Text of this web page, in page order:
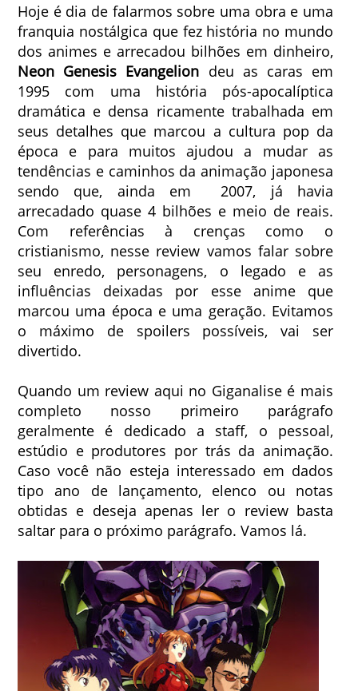
Hoje é dia de falarmos sobre uma obra e uma
franquia nostálgica que fez história no mundo
dos animes e arrecadou bilhões em dinheiro,
Neon Genesis Evangelion deu as caras em
1995 com uma história pós-apocalíptica
dramática e densa ricamente trabalhada em
seus detalhes que marcou a cultura pop da
época e para muitos ajudou a mudar as
tendências e caminhos da animação japonesa
sendo que, ainda em 2007, já havia
arrecadado quase 4 bilhões e meio de reais.
Com referências à crenças como o
cristianismo, nesse review vamos falar sobre
seu enredo, personagens, o legado e as
influências deixadas por esse anime que
marcou uma época e uma geração. Evitamos
o máximo de spoilers possíveis, vai ser
divertido.
Quando um review aqui no Giganalise é mais
completo nosso primeiro parágrafo
geralmente é dedicado a staff, o pessoal,
estúdio e produtores por trás da animação.
Caso você não esteja interessado em dados
tipo ano de lançamento, elenco ou notas
obtidas e deseja apenas ler o review basta
saltar para o próximo parágrafo. Vamos lá.